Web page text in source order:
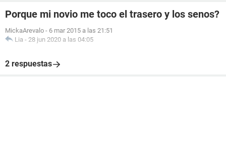
Porque mi novio me toco el trasero y los senos?
MickaArevalo - 6 mar 2015 a las 21:51
Lia - 28 jun 2020 a las 04:05
2 respuestas